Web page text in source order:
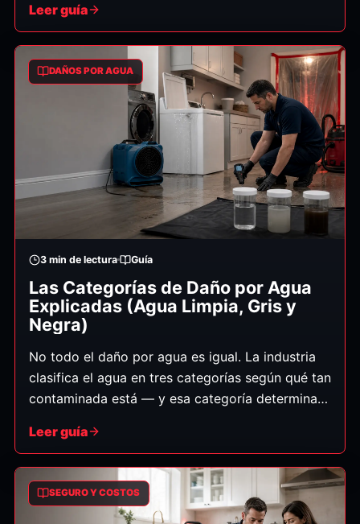
exactamente lo que debe hacer, en orden.
Leer guía
DAÑOS POR AGUA
3 min de lectura Guía
Las Categorías de Daño por Agua
Explicadas (Agua Limpia, Gris y
Negra)
No todo el daño por agua es igual. La industria
clasifica el agua en tres categorías según qué tan
contaminada está — y esa categoría determina
salvar y los pasos de seguridad necesarios. Esto
sencillas.
Leer guía
SEGURO Y COSTOS